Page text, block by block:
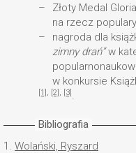
Złoty Medal
na rzecz
nagroda dla
zimny drań”w
w konkursie
[1] , [2] , [3] .
Bibliografia
1. Wolański, Ryszard